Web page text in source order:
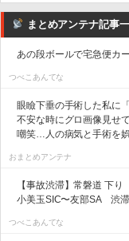
まとめアンテナ記事
あの段ボールで宅急便カ
つべこあんてな
眼瞼下垂の手術した私に
不安な時にグロ画像見せ
嘲笑…人の病気と手術を
おまとめアンテナ
【事故渋滞】常磐道 下
小美玉SIC〜友部SA 渋
つべこあんてな